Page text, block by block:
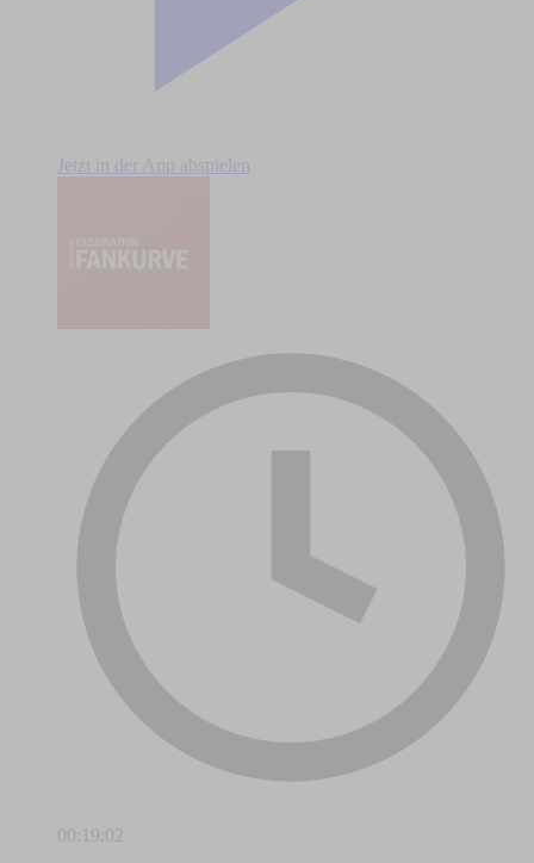
Jetzt in der App abspielen
00:19:02